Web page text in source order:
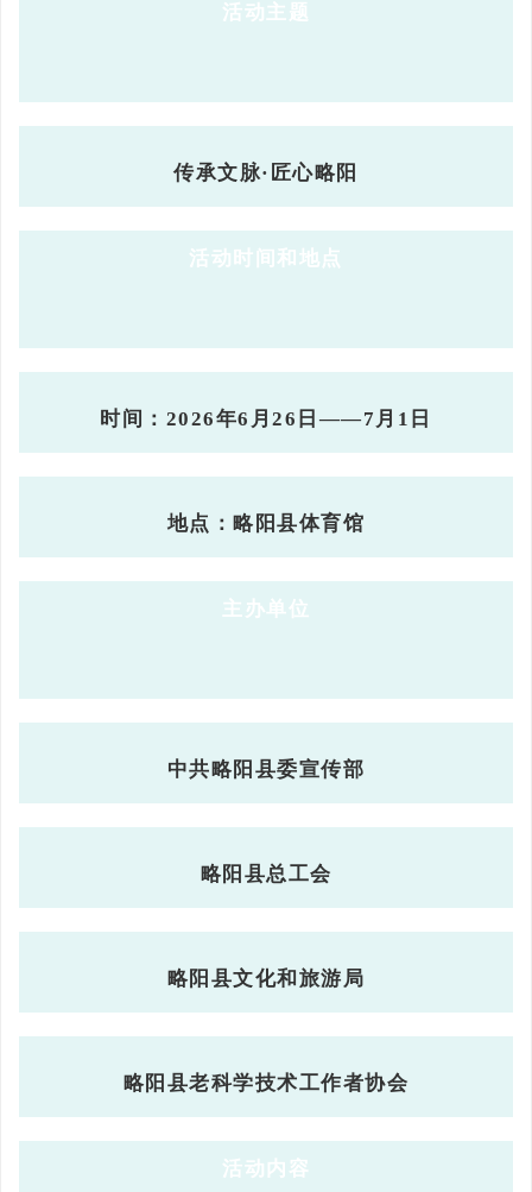
活动主题
传承文脉·匠心略阳
活动时间和地点
时间：2026年6月26日——7月1日
地点：略阳县体育馆
主办单位
中共略阳县委宣传部
略阳县总工会
略阳县文化和旅游局
略阳县老科学技术工作者协会
活动内容